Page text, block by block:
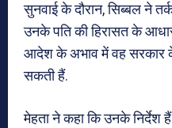
सुनवाई के दौरान, सिब्बल ने
उनके पति की हिरासत के
आदेश के अभाव में वह सरकार
सकती हैं.
मेहता ने कहा कि उनके निर्देश